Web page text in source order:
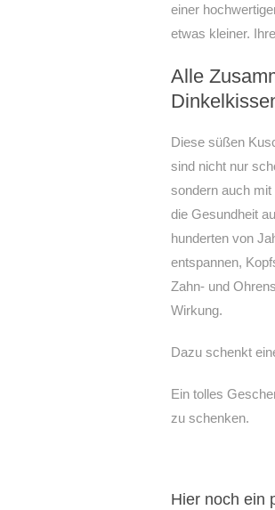
einer
etwas kleiner.
Alle
Diese süßen
sind nicht nur
sondern auch
die Gesundheit
hunderten von
entspannen,
Zahn- und
Wirkung.
Dazu schenkt
Ein tolles
zu schenken.
Hier noch ein